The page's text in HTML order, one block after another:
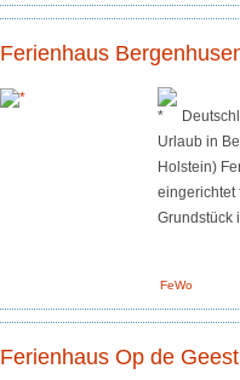
Ferienhaus
Urlaub in
Holstein)
eingerichtet
Grundstück
FeWo
Ferienhaus Op de Geest